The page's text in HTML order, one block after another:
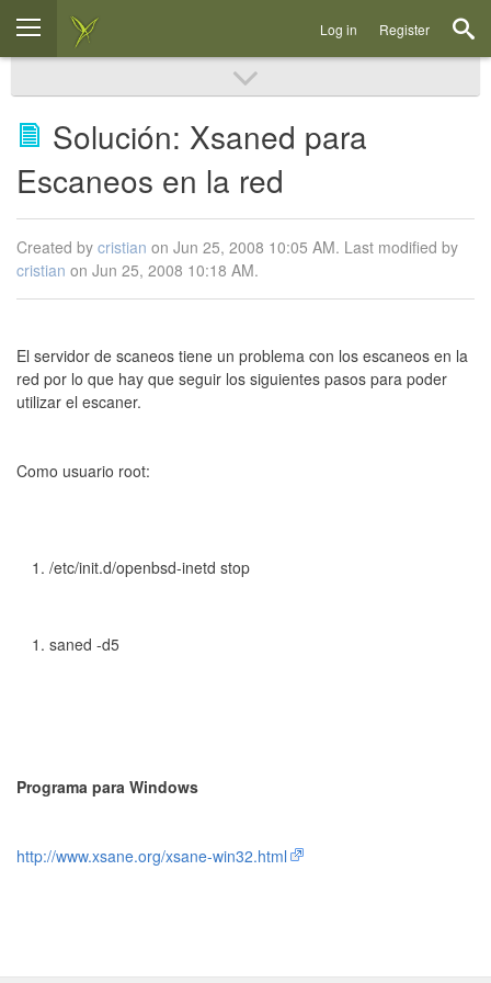
Log in Register
Solución: Xsaned para
Escaneos en la red
Created by cristian on Jun 25, 2008 10:05 AM. Last modified by
cristian on Jun 25, 2008 10:18 AM.
El servidor de scaneos tiene un problema con los escaneos en la
red por lo que hay que seguir los siguientes pasos para poder
utilizar el escaner.
Como usuario root:
/etc/init.d/openbsd-inetd stop
saned -d5
Programa para Windows
http://www.xsane.org/xsane-win32.html